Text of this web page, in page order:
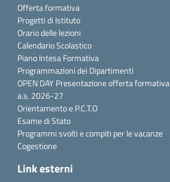
Offerta formativa
Progetti di Istituto
Orario delle lezioni
Calendario Scolastico
Piano Intesa Formativa
Programmazioni dei Dipartimenti
OPEN DAY Presentazione offerta formativa
a.s. 2026-27
Orientamento e P.C.T.O
Esame di Stato
Programmi svolti e compiti per le vacanze
Cogestione
Link esterni